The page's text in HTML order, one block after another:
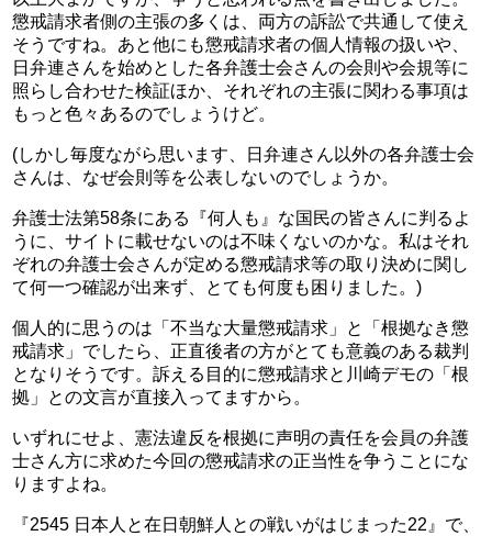
懲戒請求者側の主張の多くは、両方の訴訟で共通して使え
そうですね。あと他にも懲戒請求者の個人情報の扱いや、
日弁連さんを始めとした各弁護士会さんの会則や会規等に
照らし合わせた検証ほか、それぞれの主張に関わる事項は
もっと色々あるのでしょうけど。
(しかし毎度ながら思います、日弁連さん以外の各弁護士会
さんは、なぜ会則等を公表しないのでしょうか。
弁護士法第58条にある『何人も』な国民の皆さんに判るよ
うに、サイトに載せないのは不味くないのかな。私はそれ
ぞれの弁護士会さんが定める懲戒請求等の取り決めに関し
て何一つ確認が出来ず、とても何度も困りました。)
個人的に思うのは「不当な大量懲戒請求」と「根拠なき懲
戒請求」でしたら、正直後者の方がとても意義のある裁判
となりそうです。訴える目的に懲戒請求と川崎デモの「根
拠」との文言が直接入ってますから。
いずれにせよ、憲法違反を根拠に声明の責任を会員の弁護
士さん方に求めた今回の懲戒請求の正当性を争うことにな
りますよね。
『2545 日本人と在日朝鮮人との戦いがはじまった22』で、